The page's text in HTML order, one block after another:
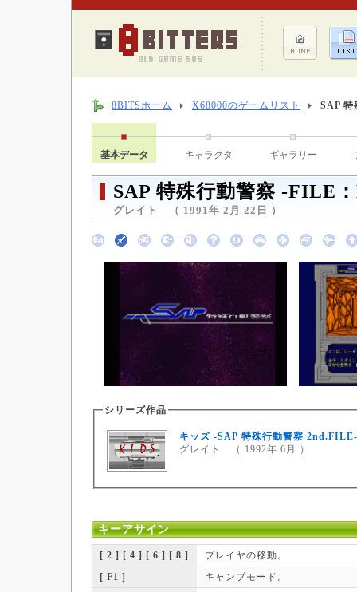
8BITSホーム X68000のゲームリスト SAP
基本データ キャラクタ ギャラリー
SAP 特殊行動警察 -FILE
グレイト （ 1991年 2月 22日 ）
シリーズ作品
キッズ -SAP 特殊行動警察 2nd.FILE-
グレイト （ 1992年 6月 ）
キーアサイン
[ 2 ] [ 4 ] [ 6 ] [ 8 ]
プレイヤの移動。
[ F1 ]
キャンプモード。